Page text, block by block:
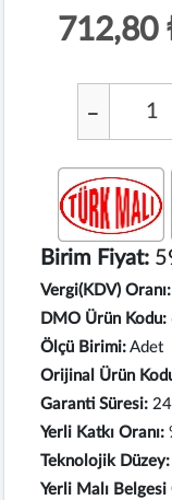
712,80
Birim Fiyat:
Vergi(KDV) Oranı:
DMO Ürün Kodu:
Ölçü Birimi: Adet
Orijinal Ürün
Garanti Süresi:
Yerli Katkı Oranı:
Teknolojik Düzey:
Yerli Malı